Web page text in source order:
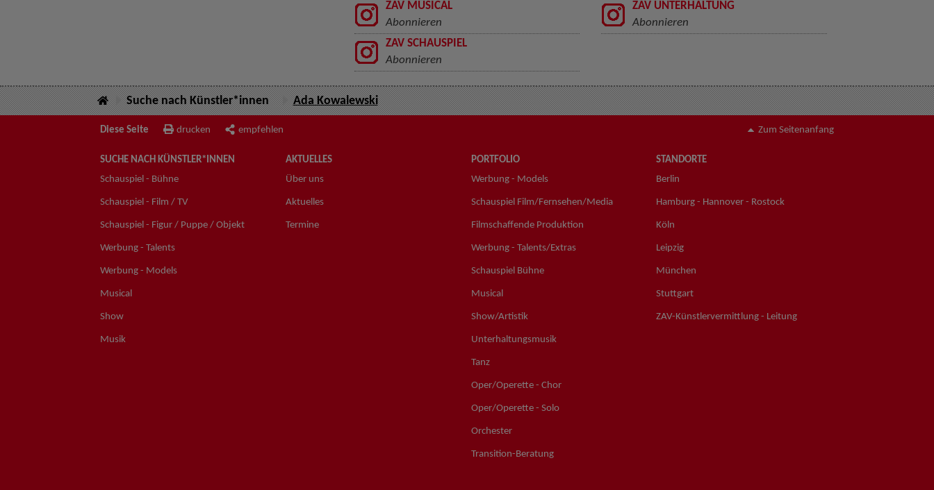
ZAV MUSICAL
Abonnieren
ZAV UNTERHALTUNG
Abonnieren
ZAV SCHAUSPIEL
Abonnieren
Suche nach Künstler*innen Ada Kowalewski
Diese Seite drucken empfehlen Zum Seitenanfang
SUCHE NACH KÜNSTLER*INNEN
Schauspiel - Bühne
Schauspiel - Film / TV
Schauspiel - Figur / Puppe / Objekt
Werbung - Talents
Werbung - Models
Musical
Show
Musik
AKTUELLES
Über uns
Aktuelles
Termine
PORTFOLIO
Werbung - Models
Schauspiel Film/Fernsehen/Media
Filmschaffende Produktion
Werbung - Talents/Extras
Schauspiel Bühne
Musical
Show/Artistik
Unterhaltungsmusik
Tanz
Oper/Operette - Chor
Oper/Operette - Solo
Orchester
Transition-Beratung
STANDORTE
Berlin
Hamburg - Hannover - Rostock
Köln
Leipzig
München
Stuttgart
ZAV-Künstlervermittlung - Leitung